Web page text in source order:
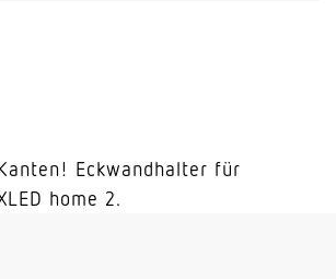
Eckwandhalter für
home 2.